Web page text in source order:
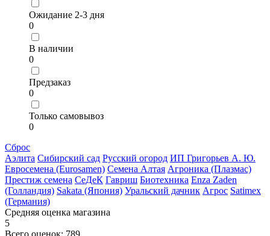
Ожидание 2-3 дня
0
В наличии
0
Предзаказ
0
Только самовывоз
0
Сброс
Аэлита Сибирский сад Русский огород ИП Григорьев А. Ю.
Евросемена (Eurosamen) Семена Алтая Агроника (Плазмас)
Престиж семена СеДеК Гавриш Биотехника Enza Zaden
(Голландия) Sakata (Япония) Уральский дачник Агрос Satimex
(Германия)
Средняя оценка магазина
5